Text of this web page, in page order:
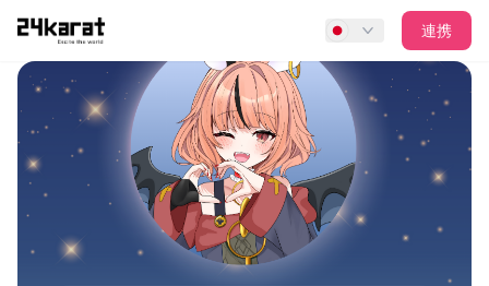
音波ルナ 第2話「手作りの夜」
連携